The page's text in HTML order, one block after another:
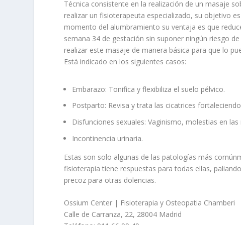
Técnica consistente en la realización de un masaje
realizar un fisioterapeuta especializado, su objetivo
momento del alumbramiento su ventaja es que
semana 34 de gestación sin suponer ningún riesgo
realizar este masaje de manera básica para que lo
Está indicado en los siguientes casos:
Embarazo: Tonifica y flexibiliza el suelo pélvico.
Postparto: Revisa y trata las cicatrices
Disfunciones sexuales: Vaginismo, molestias en
Incontinencia urinaria.
Estas son solo algunas de las patologías más
fisioterapia tiene respuestas para todas ellas,
precoz para otras dolencias.
Ossium Center | Fisioterapia y Osteopatia Chamberi
Calle de Carranza, 22, 28004 Madrid